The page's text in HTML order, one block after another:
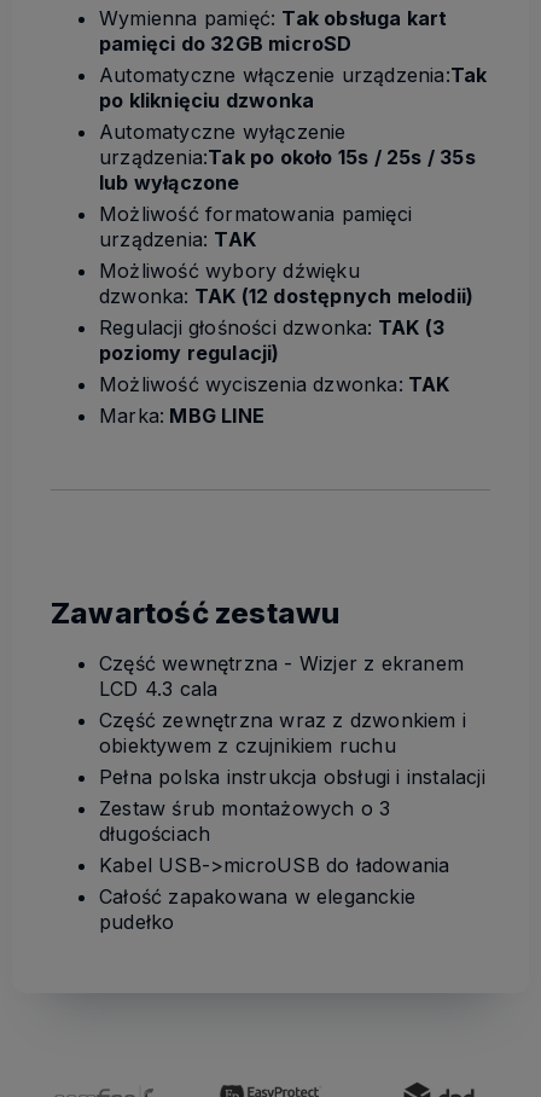
Wymienna pamięć: Tak obsługa kart
pamięci do 32GB microSD
Automatyczne włączenie urządzenia:Tak
po kliknięciu dzwonka
Automatyczne wyłączenie
urządzenia:Tak po około 15s / 25s / 35s
lub wyłączone
Możliwość formatowania pamięci
urządzenia: TAK
Możliwość wybory dźwięku
dzwonka: TAK (12 dostępnych melodii)
Regulacji głośności dzwonka: TAK (3
poziomy regulacji)
Możliwość wyciszenia dzwonka: TAK
Marka: MBG LINE
Zawartość zestawu
Część wewnętrzna - Wizjer z ekranem
LCD 4.3 cala
Część zewnętrzna wraz z dzwonkiem i
obiektywem z czujnikiem ruchu
Pełna polska instrukcja obsługi i instalacji
Zestaw śrub montażowych o 3
długościach
Kabel USB->microUSB do ładowania
Całość zapakowana w eleganckie
pudełko